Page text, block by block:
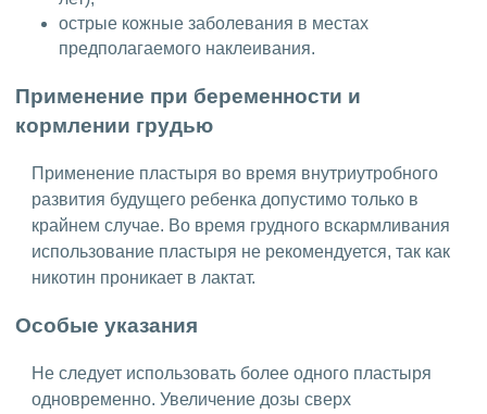
острые кожные заболевания в местах
предполагаемого наклеивания.
Применение при беременности и
кормлении грудью
Применение пластыря во время внутриутробного
развития будущего ребенка допустимо только в
крайнем случае. Во время грудного вскармливания
использование пластыря не рекомендуется, так как
никотин проникает в лактат.
Особые указания
Не следует использовать более одного пластыря
одновременно. Увеличение дозы сверх